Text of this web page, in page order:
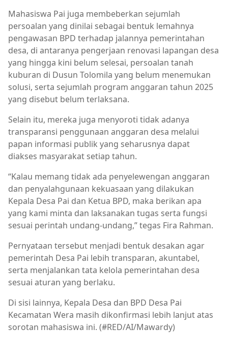
Mahasiswa Pai juga membeberkan sejumlah
persoalan yang dinilai sebagai bentuk lemahnya
pengawasan BPD terhadap jalannya pemerintahan
desa, di antaranya pengerjaan renovasi lapangan desa
yang hingga kini belum selesai, persoalan tanah
kuburan di Dusun Tolomila yang belum menemukan
solusi, serta sejumlah program anggaran tahun 2025
yang disebut belum terlaksana.
Selain itu, mereka juga menyoroti tidak adanya
transparansi penggunaan anggaran desa melalui
papan informasi publik yang seharusnya dapat
diakses masyarakat setiap tahun.
“Kalau memang tidak ada penyelewengan anggaran
dan penyalahgunaan kekuasaan yang dilakukan
Kepala Desa Pai dan Ketua BPD, maka berikan apa
yang kami minta dan laksanakan tugas serta fungsi
sesuai perintah undang-undang,” tegas Fira Rahman.
Pernyataan tersebut menjadi bentuk desakan agar
pemerintah Desa Pai lebih transparan, akuntabel,
serta menjalankan tata kelola pemerintahan desa
sesuai aturan yang berlaku.
Di sisi lainnya, Kepala Desa dan BPD Desa Pai
Kecamatan Wera masih dikonfirmasi lebih lanjut atas
sorotan mahasiswa ini. (#RED/AI/Mawardy)